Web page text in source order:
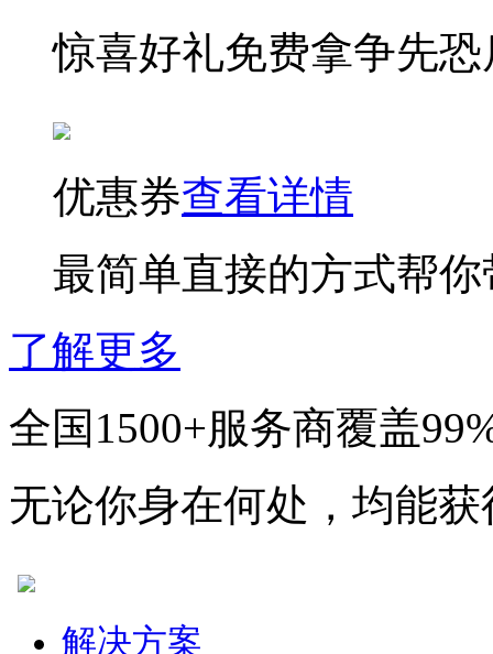
惊喜好礼免费拿争先
优惠券查看详情
最简单直接的方式帮
了解更多
全国1500+服务商覆盖
无论你身在何处，均能